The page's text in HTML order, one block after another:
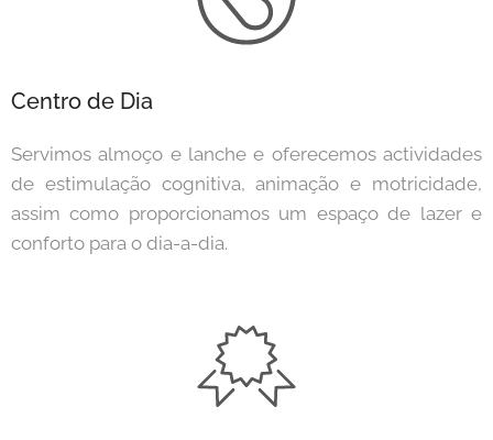
Centro de Dia
Servimos almoço e lanche e oferecemos actividades
de estimulação cognitiva, animação e motricidade,
assim como proporcionamos um espaço de lazer e
conforto para o dia-a-dia.